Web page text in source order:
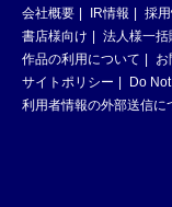
会社概要 IR情報 採
書店様向け
法人様一括
作品の利用について
お
サイトポリシー
Do
利用者情報の外部送信に